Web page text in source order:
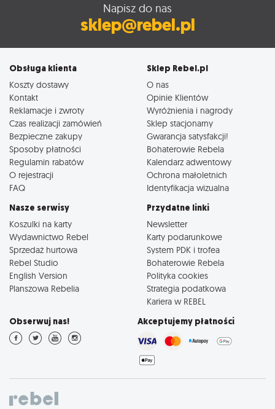
Napisz do nas
sklep@rebel.pl
Obsługa klienta
Koszty dostawy
Kontakt
Reklamacje i zwroty
Czas realizacji zamówień
Bezpieczne zakupy
Sposoby płatności
Regulamin rabatów
O rejestracji
FAQ
Sklep Rebel.pl
O nas
Opinie Klientów
Wyróżnienia i nagrody
Sklep stacjonarny
Gwarancja satysfakcji!
Bohaterowie Rebela
Kalendarz adwentowy
Ochrona małoletnich
Identyfikacja wizualna
Nasze serwisy
Koszulki na karty
Wydawnictwo Rebel
Sprzedaż hurtowa
Rebel Studio
English Version
Planszowa Rebelia
Przydatne linki
Newsletter
Karty podarunkowe
System PDK i trofea
Bohaterowie Rebela
Polityka cookies
Strategia podatkowa
Kariera w REBEL
Obserwuj nas! Akceptujemy płatności